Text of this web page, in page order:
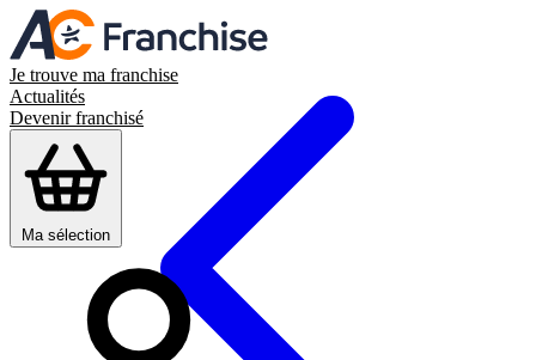
Je trouve ma franchise
Actualités
Devenir franchisé
Ma sélection